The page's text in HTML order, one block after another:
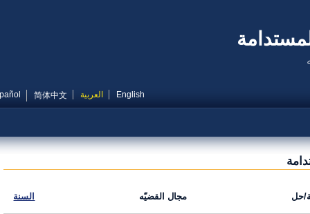
English العربية 简体中文
Español
مجال القضيّه السنة